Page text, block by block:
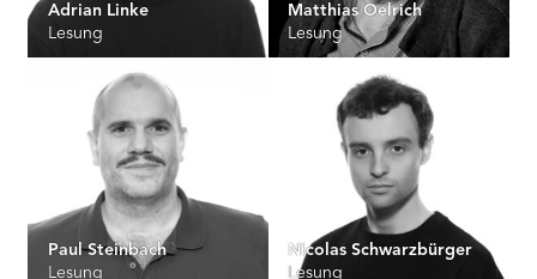
Adrian Linke
Lesung
Matthias Oelrich
Lesung
Paul Steinbach
Lesung
Nicolas Schwarzbürger
Lesung